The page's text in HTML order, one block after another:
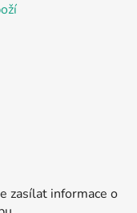
zasílat informace o